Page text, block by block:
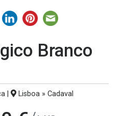
Branco
| Lisboa » Cadaval